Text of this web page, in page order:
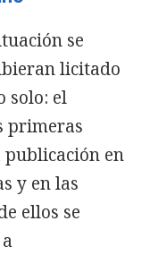
se
licitado
solo: el
primeras
en
y en las
ellos se